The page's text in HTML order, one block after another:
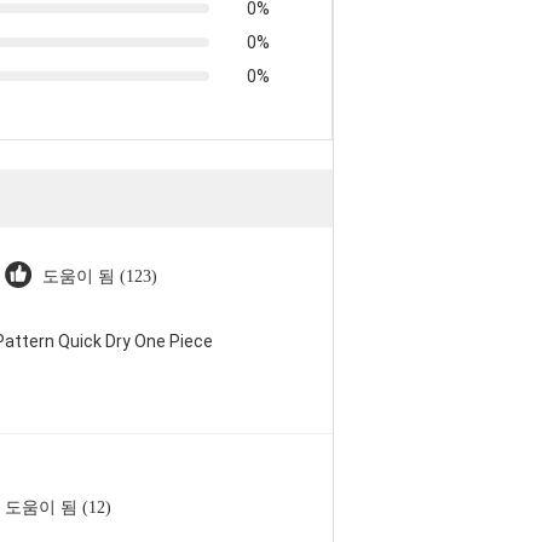
0%
0%
0%
도움이 됨 (123)
Quick Dry One Piece
도움이 됨 (12)